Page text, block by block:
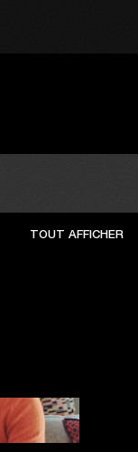
TOUT AFFICHER